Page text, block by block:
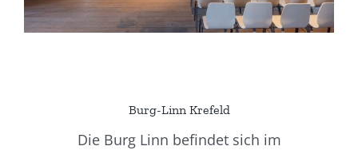
Burg-Linn Krefeld
Die Burg Linn befindet sich im